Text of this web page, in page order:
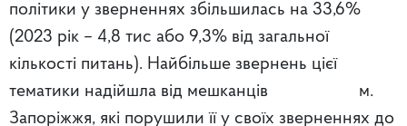
політики у зверненнях збільшилась на 33,6%
(2023 рік – 4,8 тис або 9,3% від загальної
кількості питань). Найбільше звернень цієї
тематики надійшла від мешканців м.
Запоріжжя, які порушили її у своїх зверненнях до